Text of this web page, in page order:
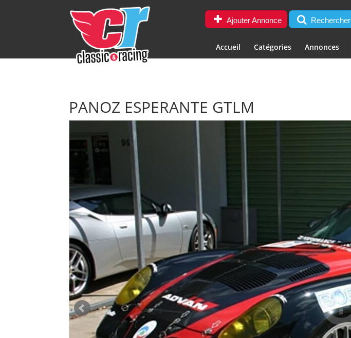
Ajouter Annonce Rechercher
Accueil Catégories Annonces
PANOZ ESPERANTE GTLM